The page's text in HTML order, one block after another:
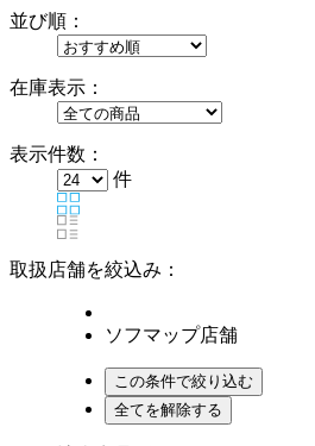
並び順：
在庫表示：
表示件数：
件
取扱店舗を絞込み：
ソフマップ店舗